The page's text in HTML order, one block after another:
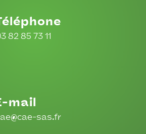
82 85 73 11
mail
sas.fr